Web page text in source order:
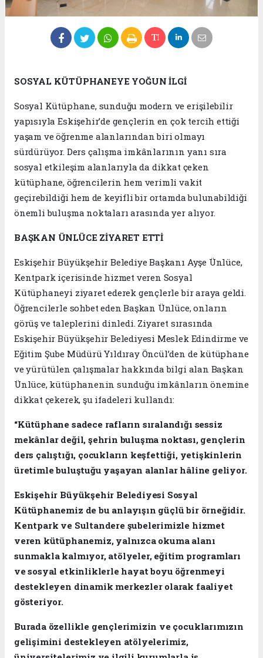
SOSYAL KÜTÜPHANEYE YOĞUN İLGİ
Sosyal Kütüphane, sunduğu modern ve erişilebilir
yapısıyla Eskişehir’de gençlerin en çok tercih ettiği
yaşam ve öğrenme alanlarından biri olmayı
sürdürüyor. Ders çalışma imkânlarının yanı sıra
sosyal etkileşim alanlarıyla da dikkat çeken
kütüphane, öğrencilerin hem verimli vakit
geçirebildiği hem de keyifli bir ortamda bulunabildiği
önemli buluşma noktaları arasında yer alıyor.
BAŞKAN ÜNLÜCE ZİYARET ETTİ
Eskişehir Büyükşehir Belediye Başkanı Ayşe Ünlüce,
Kentpark içerisinde hizmet veren Sosyal
Kütüphaneyi ziyaret ederek gençlerle bir araya geldi.
Öğrencilerle sohbet eden Başkan Ünlüce, onların
görüş ve taleplerini dinledi. Ziyaret sırasında
Eskişehir Büyükşehir Belediyesi Meslek Edindirme ve
Eğitim Şube Müdürü Yıldıray Öncül’den de kütüphane
ve yürütülen çalışmalar hakkında bilgi alan Başkan
Ünlüce, kütüphanenin sunduğu imkânların önemine
dikkat çekerek, şu ifadeleri kullandı:
“Kütüphane sadece rafların sıralandığı sessiz
mekânlar değil, şehrin buluşma noktası, gençlerin
ders çalıştığı, çocukların keşfettiği, yetişkinlerin
üretimle buluştuğu yaşayan alanlar hâline geliyor.
Eskişehir Büyükşehir Belediyesi Sosyal
Kütüphanemiz de bu anlayışın güçlü bir örneğidir.
Kentpark ve Sultandere şubelerimizle hizmet
veren kütüphanemiz, yalnızca okuma alanı
sunmakla kalmıyor, atölyeler, eğitim programları
ve sosyal etkinliklerle hayat boyu öğrenmeyi
destekleyen dinamik merkezler olarak faaliyet
gösteriyor.
Burada özellikle gençlerimizin ve çocuklarımızın
gelişimini destekleyen atölyelerimiz,